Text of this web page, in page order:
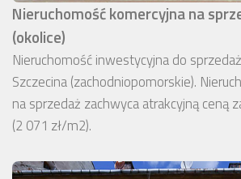
Nieruchomość komercyjna na
(okolice)
Nieruchomość inwestycyjna do
Szczecina (zachodniopomorskie).
na sprzedaż zachwyca atrakcyjną ceną
(2 071 zł/m2).